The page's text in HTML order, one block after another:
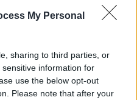
My Personal
sharing to third parties, or
information for
use the below opt-out
Please note that after your
ÉS
CSILLAGÁSZATI
ÉS NYÚLON